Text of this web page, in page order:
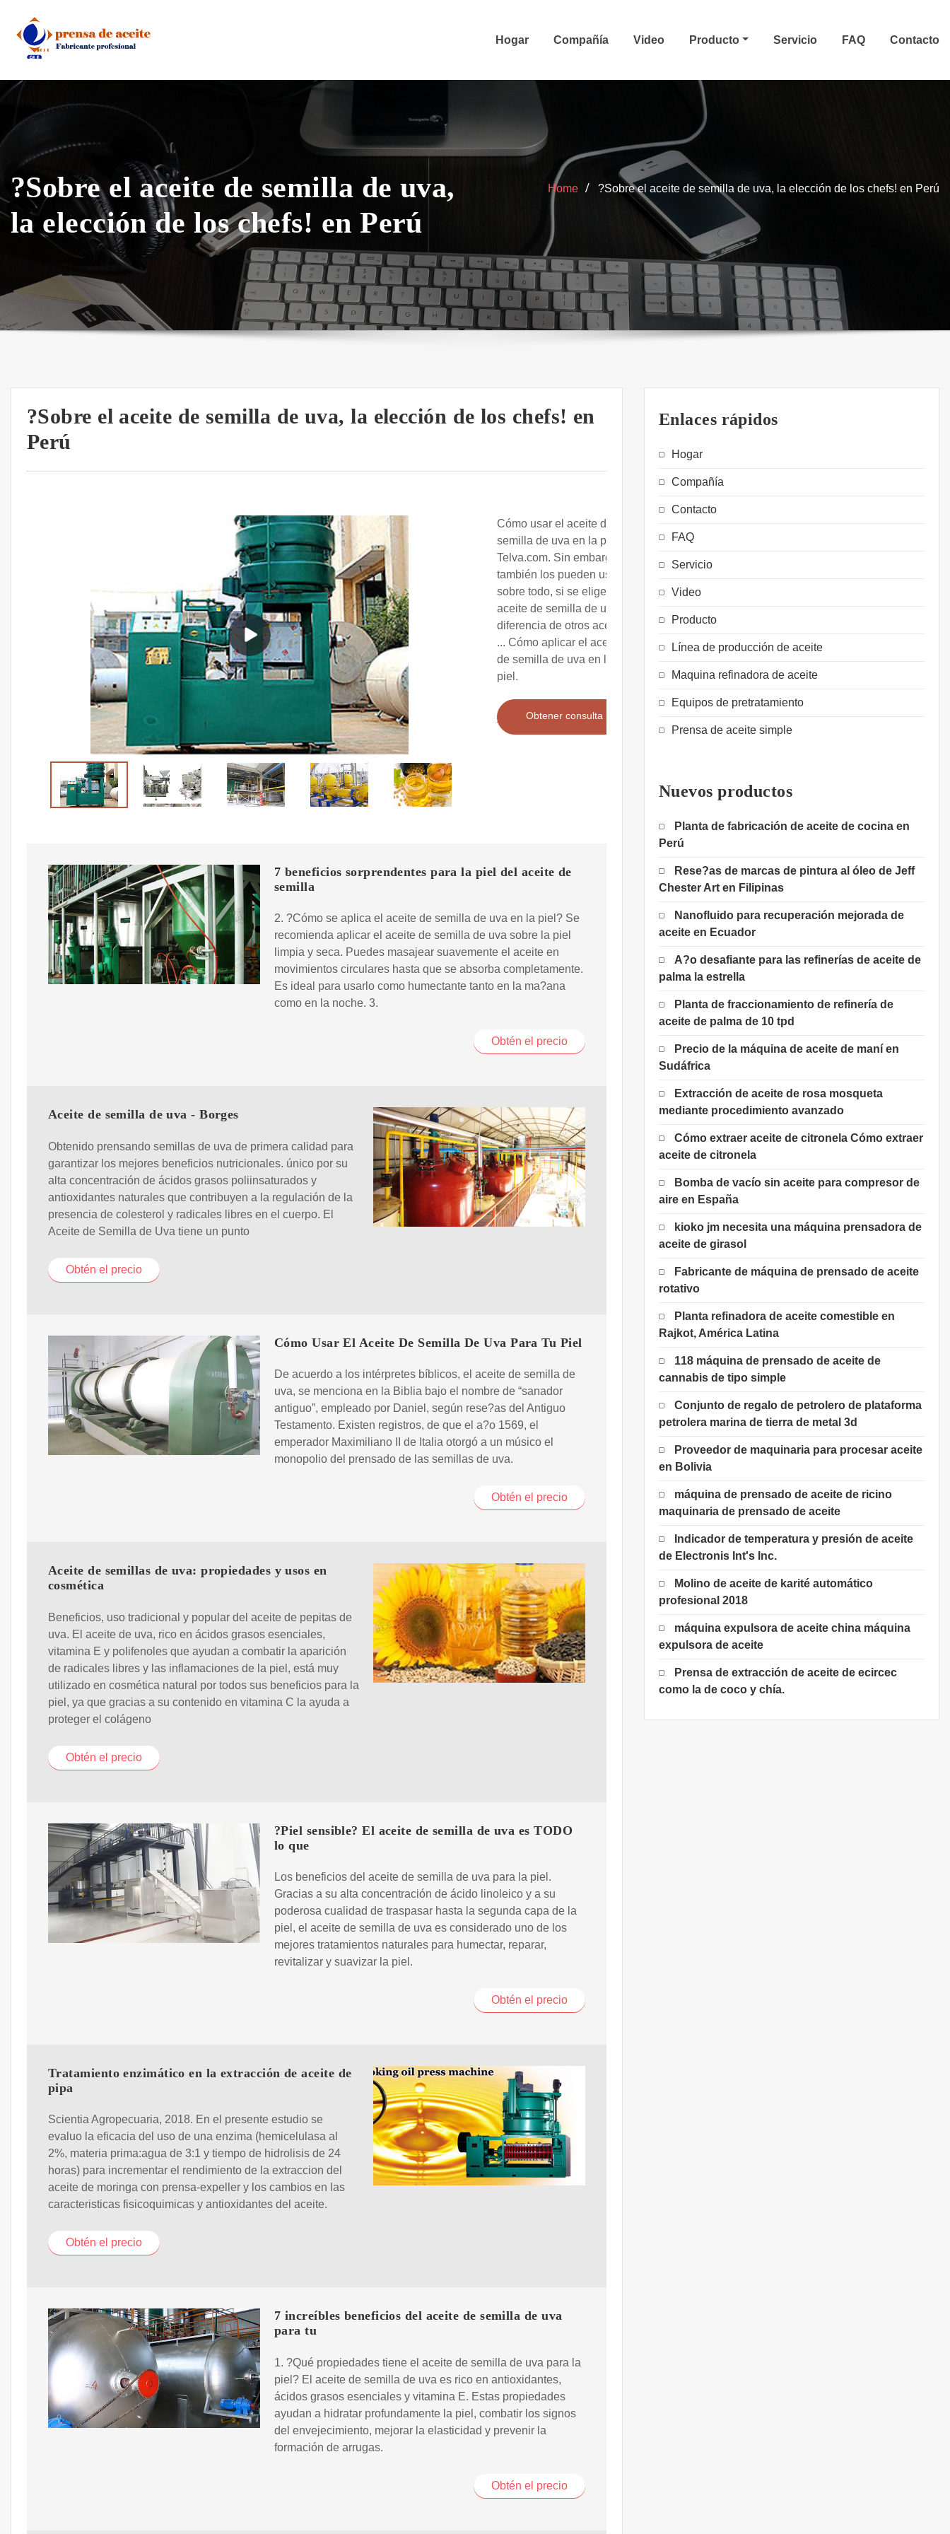
content
Hogar Compañía Video Producto Servicio FAQ Contacto
?Sobre el aceite de semilla de uva,
la elección de los chefs! en Perú
Home ?Sobre el aceite de semilla de uva, la elección de los chefs! en Perú
?Sobre el aceite de semilla de uva, la elección de los chefs! en
Perú
Cómo usar el aceite de
semilla de uva en la piel |
Telva.com. Sin embargo,
también los pueden usar,
sobre todo, si se elige el
aceite de semilla de uva. A
diferencia de otros aceites,
... Cómo aplicar el aceite
de semilla de uva en la
piel.
Obtener consulta
7 beneficios sorprendentes para la piel del aceite de
semilla
2. ?Cómo se aplica el aceite de semilla de uva en la piel? Se
recomienda aplicar el aceite de semilla de uva sobre la piel
limpia y seca. Puedes masajear suavemente el aceite en
movimientos circulares hasta que se absorba completamente.
Es ideal para usarlo como humectante tanto en la ma?ana
como en la noche. 3.
Obtén el precio
Aceite de semilla de uva - Borges
Obtenido prensando semillas de uva de primera calidad para
garantizar los mejores beneficios nutricionales. único por su
alta concentración de ácidos grasos poliinsaturados y
antioxidantes naturales que contribuyen a la regulación de la
presencia de colesterol y radicales libres en el cuerpo. El
Aceite de Semilla de Uva tiene un punto
Obtén el precio
Cómo Usar El Aceite De Semilla De Uva Para Tu Piel
De acuerdo a los intérpretes bíblicos, el aceite de semilla de
uva, se menciona en la Biblia bajo el nombre de “sanador
antiguo”, empleado por Daniel, según rese?as del Antiguo
Testamento. Existen registros, de que el a?o 1569, el
emperador Maximiliano II de Italia otorgó a un músico el
monopolio del prensado de las semillas de uva.
Obtén el precio
Aceite de semillas de uva: propiedades y usos en
cosmética
Beneficios, uso tradicional y popular del aceite de pepitas de
uva. El aceite de uva, rico en ácidos grasos esenciales,
vitamina E y polifenoles que ayudan a combatir la aparición
de radicales libres y las inflamaciones de la piel, está muy
utilizado en cosmética natural por todos sus beneficios para la
piel, ya que gracias a su contenido en vitamina C la ayuda a
proteger el colágeno
Obtén el precio
?Piel sensible? El aceite de semilla de uva es TODO
lo que
Los beneficios del aceite de semilla de uva para la piel.
Gracias a su alta concentración de ácido linoleico y a su
poderosa cualidad de traspasar hasta la segunda capa de la
piel, el aceite de semilla de uva es considerado uno de los
mejores tratamientos naturales para humectar, reparar,
revitalizar y suavizar la piel.
Obtén el precio
Tratamiento enzimático en la extracción de aceite de
pipa
Scientia Agropecuaria, 2018. En el presente estudio se
evaluo la eficacia del uso de una enzima (hemicelulasa al
2%, materia prima:agua de 3:1 y tiempo de hidrolisis de 24
horas) para incrementar el rendimiento de la extraccion del
aceite de moringa con prensa-expeller y los cambios en las
caracteristicas fisicoquimicas y antioxidantes del aceite.
Obtén el precio
7 increíbles beneficios del aceite de semilla de uva
para tu
1. ?Qué propiedades tiene el aceite de semilla de uva para la
piel? El aceite de semilla de uva es rico en antioxidantes,
ácidos grasos esenciales y vitamina E. Estas propiedades
ayudan a hidratar profundamente la piel, combatir los signos
del envejecimiento, mejorar la elasticidad y prevenir la
formación de arrugas.
Obtén el precio
Enlaces rápidos
Hogar
Compañía
Contacto
FAQ
Servicio
Video
Producto
Línea de producción de aceite
Maquina refinadora de aceite
Equipos de pretratamiento
Prensa de aceite simple
Nuevos productos
Planta de fabricación de aceite de cocina en
Perú
Rese?as de marcas de pintura al óleo de Jeff
Chester Art en Filipinas
Nanofluido para recuperación mejorada de
aceite en Ecuador
A?o desafiante para las refinerías de aceite de
palma la estrella
Planta de fraccionamiento de refinería de
aceite de palma de 10 tpd
Precio de la máquina de aceite de maní en
Sudáfrica
Extracción de aceite de rosa mosqueta
mediante procedimiento avanzado
Cómo extraer aceite de citronela Cómo extraer
aceite de citronela
Bomba de vacío sin aceite para compresor de
aire en España
kioko jm necesita una máquina prensadora de
aceite de girasol
Fabricante de máquina de prensado de aceite
rotativo
Planta refinadora de aceite comestible en
Rajkot, América Latina
118 máquina de prensado de aceite de
cannabis de tipo simple
Conjunto de regalo de petrolero de plataforma
petrolera marina de tierra de metal 3d
Proveedor de maquinaria para procesar aceite
en Bolivia
máquina de prensado de aceite de ricino
maquinaria de prensado de aceite
Indicador de temperatura y presión de aceite
de Electronis Int's Inc.
Molino de aceite de karité automático
profesional 2018
máquina expulsora de aceite china máquina
expulsora de aceite
Prensa de extracción de aceite de ecircec
como la de coco y chía.